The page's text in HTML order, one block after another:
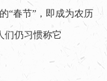
“春节”，即成为农历
们仍习惯称它